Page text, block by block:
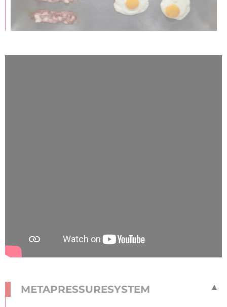
METAPRESSURESYSTEM